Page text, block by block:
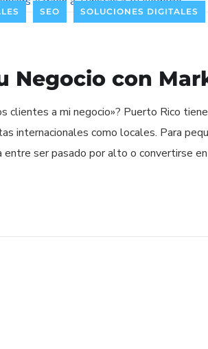
SEO SOLUCIONES DIGITALES
Negocio con
clientes a mi negocio»? Puerto Rico
internacionales como locales. Para
ser pasado por alto o convertirse